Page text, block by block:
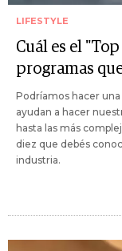
LIFESTYLE
Cuál es el
programas
Podríamos hacer
ayudan a hacer
hasta las más
diez que debés
industria.